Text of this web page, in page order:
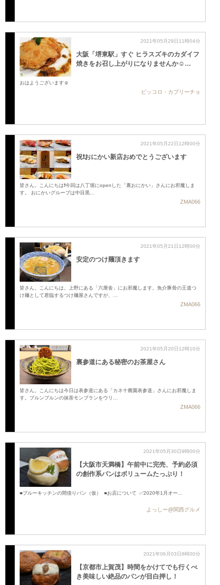
2021年05月29日11時04分
大阪「堺東駅」すぐ ヒラスズキのカダイフ
焼きをお召し上がりになりませんか☺️…
おはようございます☺️
ピッコロ・カプリーチョ
2021年05月22日12時00分
祝❗️おにかい新店おめでとうございます
皆さん。こんにちは❗️今回は八丁堀にopenした「裏おにかい」さんにお邪魔しま
す。 おにかいグループは中目黒…
ZMA066
2021年05月21日12時00分
安定のつけ麺頂きます
皆さん。こんにちは。上野にある「六厘舎」にお邪魔します。魚介豚骨の王道つ
け麺として君臨するつけ麺屋さんですが、…
ZMA066
2021年05月20日12時10分
裏参道にある秘密のお茶屋さん
皆さん。こんにちは今日は表参道にある「カネ十農園表参道」さんにお邪魔しま
す。プルンプルンの抹茶モンブランをウリ…
ZMA066
2021年05月30日9時00分
【大阪市天満橋】午前中に完売、予約必須
の創作系パンはボリュームたっぷり！
■ブルーキッチンの間借りパン（仮） ■お店について ✅2020年1月オー…
よっしー@関西グルメ
2021年06月03日8時00分
【京都市上賀茂】時間をかけてでも行くべ
き美味しい絶品のパンが目白押し！